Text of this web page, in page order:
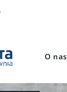
O nas